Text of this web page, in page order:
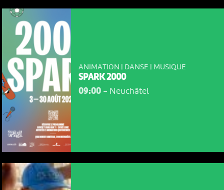
ANIMATION | DANSE | MUSIQUE
SPARK 2000
09:00- Neuchâtel